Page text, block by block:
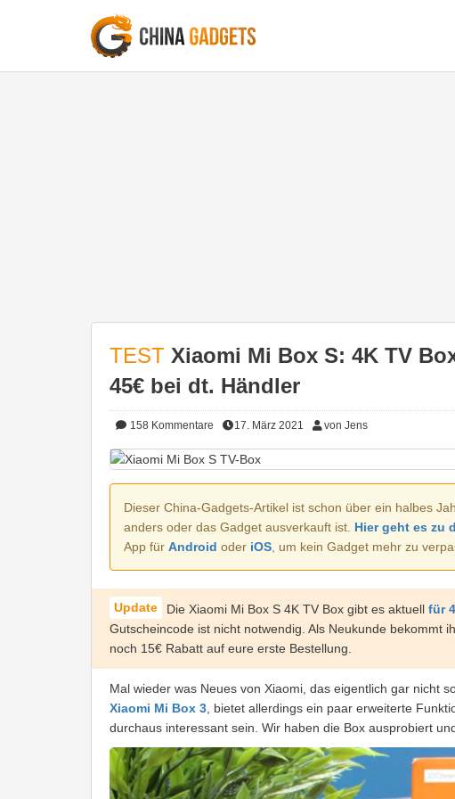
TEST Xiaomi Mi Box S: 4K TV
45€ bei dt. Händler
158 Kommentare 17. März 2021 von Jens
Dieser China-Gadgets-Artikel ist schon über ein halbes
anders oder das Gadget ausverkauft ist. Hier geht es zu
App für Android oder iOS , um kein Gadget mehr zu
Die Xiaomi Mi Box S 4K TV Box gibt es aktuell für
Gutscheincode ist nicht notwendig. Als Neukunde bekommt
noch 15€ Rabatt auf eure erste Bestellung.
Mal wieder was Neues von Xiaomi, das eigentlich gar nicht
Xiaomi Mi Box 3 , bietet allerdings ein paar erweiterte
durchaus interessant sein. Wir haben die Box ausprobiert